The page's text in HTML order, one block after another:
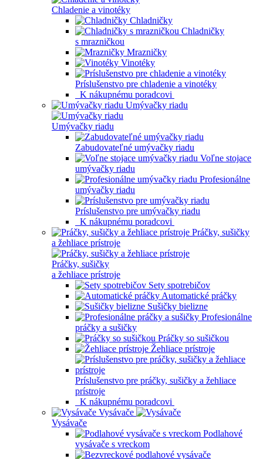
Chladenie a vinotéky
Chladničky
Chladničky
s mrazničkou
Mrazničky
Vinotéky
Príslušenstvo pre chladenie a vinotéky
K nákupnému poradcovi
Umývačky riadu
Umývačky riadu
Zabudovateľné umývačky riadu
Voľne stojace
umývačky riadu
Profesionálne
umývačky riadu
Príslušenstvo pre umývačky riadu
K nákupnému poradcovi
Práčky, sušičky
a žehliace prístroje
Práčky, sušičky
a žehliace prístroje
Sety spotrebičov
Automatické práčky
Sušičky bielizne
Profesionálne
práčky a sušičky
Práčky so sušičkou
Žehliace prístroje
Príslušenstvo pre práčky, sušičky a žehliace
prístroje
K nákupnému poradcovi
Vysávače
Vysávače
Podlahové
vysávače s vreckom